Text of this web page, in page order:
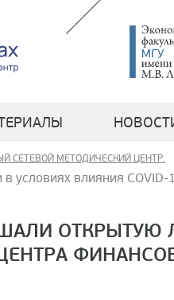
СЕТЕВОЙ МЕТОДИЧЕСКИЙ ЦЕНТР.
условиях влияния
ОТКРЫТУЮ